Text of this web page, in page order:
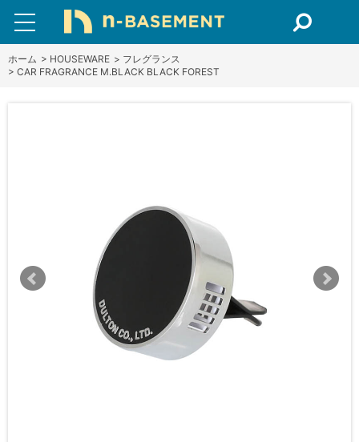
ホーム > HOUSEWARE > フレグランス
> CAR FRAGRANCE M.BLACK BLACK FOREST